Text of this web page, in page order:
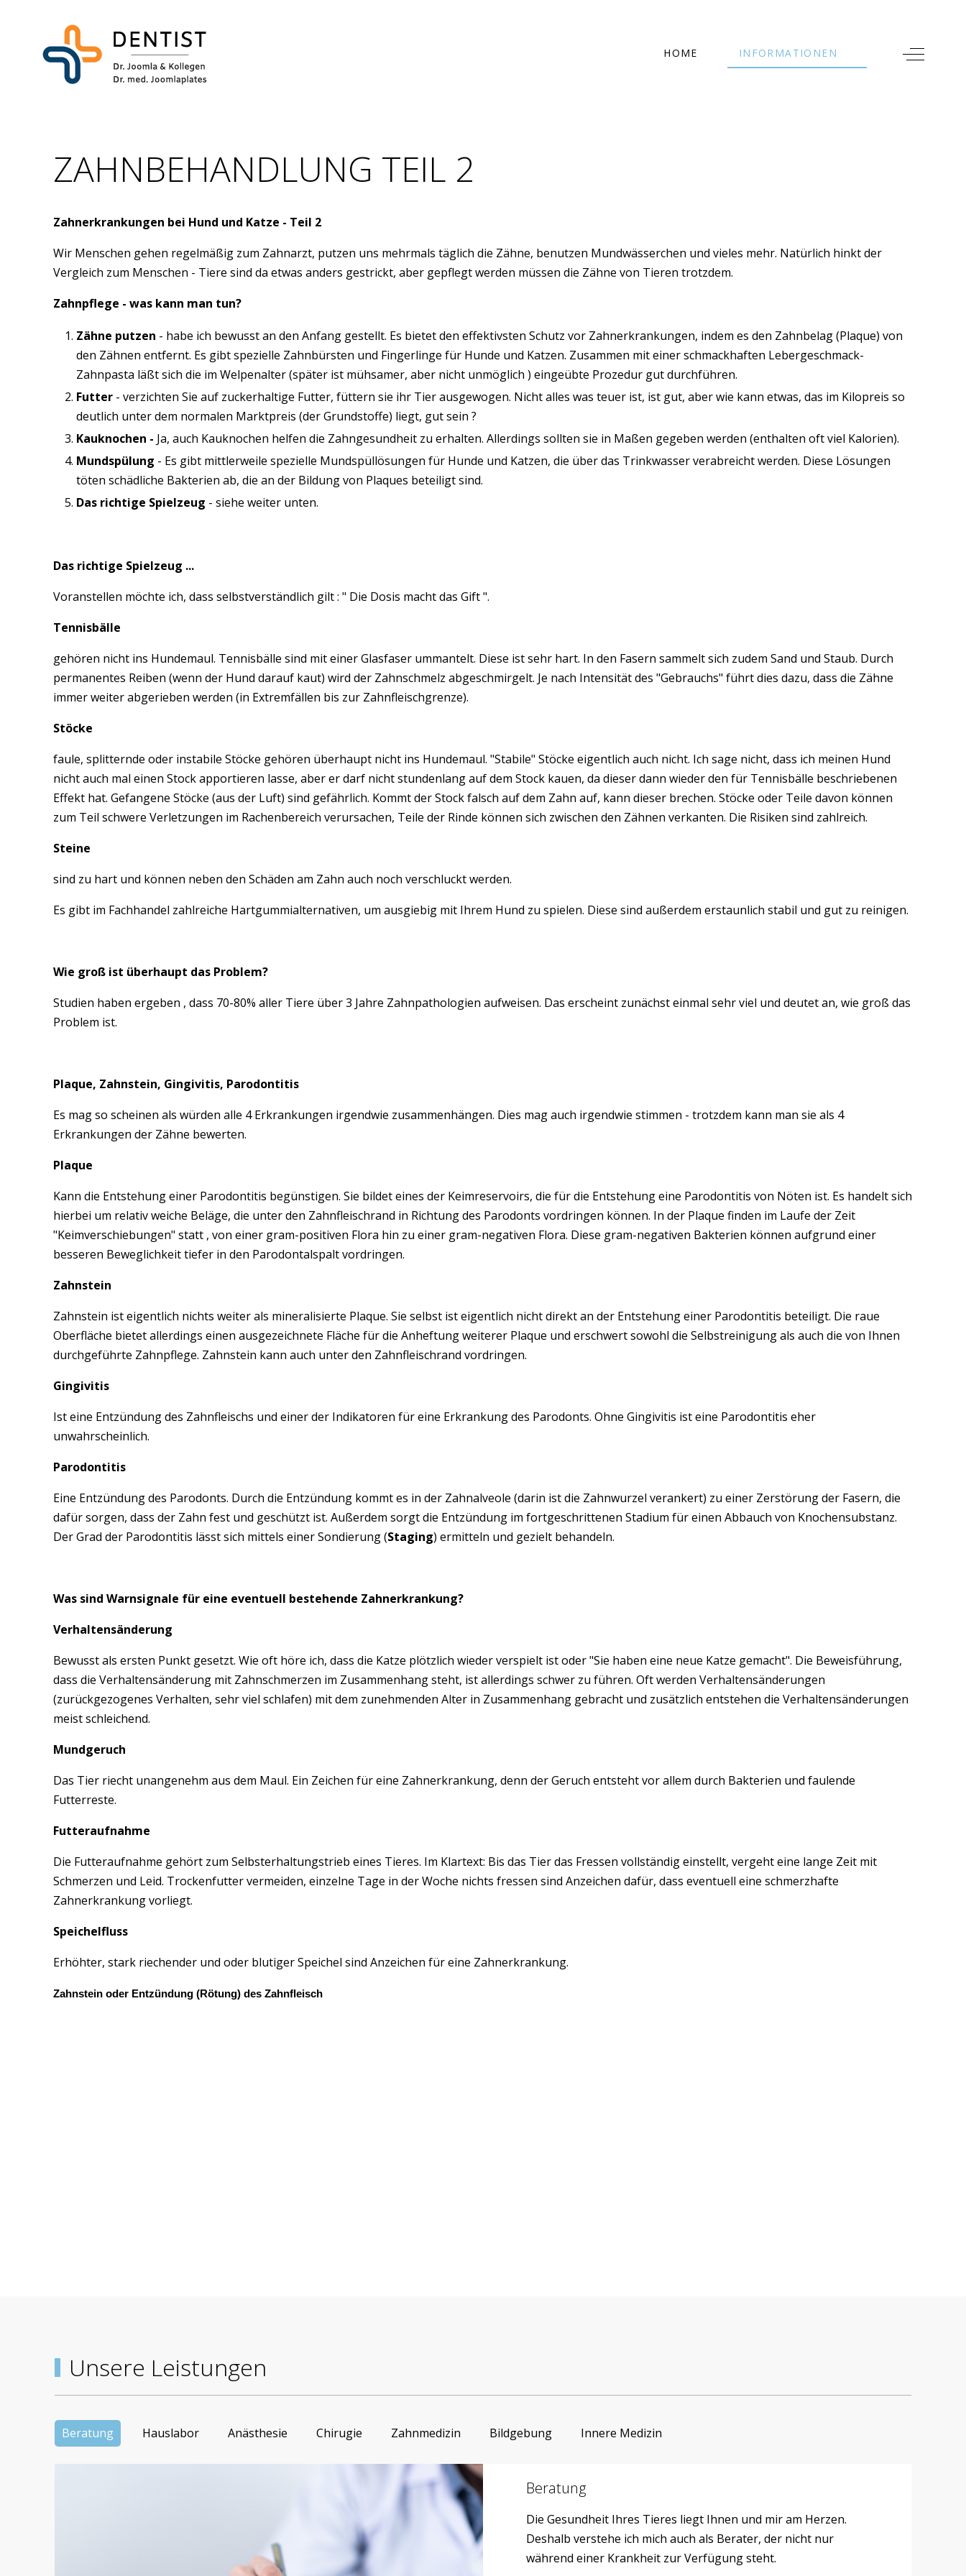
HOME INFORMATIONEN Off-
TIERARZT
ZAHNBEHANDLUNG TEIL 2
Zahnerkrankungen bei Hund und Katze - Teil 2
Wir Menschen gehen regelmäßig zum Zahnarzt, putzen uns mehrmals täglich die Zähne, benutzen Mundwässerchen und vieles mehr. Natürlich hinkt der
Vergleich zum Menschen - Tiere sind da etwas anders gestrickt, aber gepflegt werden müssen die Zähne von Tieren trotzdem.
Zahnpflege - was kann man tun?
Zähne putzen - habe ich bewusst an den Anfang gestellt. Es bietet den effektivsten Schutz vor Zahnerkrankungen, indem es den Zahnbelag (Plaque) von
den Zähnen entfernt. Es gibt spezielle Zahnbürsten und Fingerlinge für Hunde und Katzen. Zusammen mit einer schmackhaften Lebergeschmack-
Zahnpasta läßt sich die im Welpenalter (später ist mühsamer, aber nicht unmöglich ) eingeübte Prozedur gut durchführen.
Futter - verzichten Sie auf zuckerhaltige Futter, füttern sie ihr Tier ausgewogen. Nicht alles was teuer ist, ist gut, aber wie kann etwas, das im Kilopreis so
deutlich unter dem normalen Marktpreis (der Grundstoffe) liegt, gut sein ?
Kauknochen - Ja, auch Kauknochen helfen die Zahngesundheit zu erhalten. Allerdings sollten sie in Maßen gegeben werden (enthalten oft viel Kalorien).
Mundspülung - Es gibt mittlerweile spezielle Mundspüllösungen für Hunde und Katzen, die über das Trinkwasser verabreicht werden. Diese Lösungen
töten schädliche Bakterien ab, die an der Bildung von Plaques beteiligt sind.
Das richtige Spielzeug - siehe weiter unten.
Das richtige Spielzeug ...
Voranstellen möchte ich, dass selbstverständlich gilt : " Die Dosis macht das Gift ".
Tennisbälle
gehören nicht ins Hundemaul. Tennisbälle sind mit einer Glasfaser ummantelt. Diese ist sehr hart. In den Fasern sammelt sich zudem Sand und Staub. Durch
permanentes Reiben (wenn der Hund darauf kaut) wird der Zahnschmelz abgeschmirgelt. Je nach Intensität des "Gebrauchs" führt dies dazu, dass die Zähne
immer weiter abgerieben werden (in Extremfällen bis zur Zahnfleischgrenze).
Stöcke
faule, splitternde oder instabile Stöcke gehören überhaupt nicht ins Hundemaul. "Stabile" Stöcke eigentlich auch nicht. Ich sage nicht, dass ich meinen Hund
nicht auch mal einen Stock apportieren lasse, aber er darf nicht stundenlang auf dem Stock kauen, da dieser dann wieder den für Tennisbälle beschriebenen
Effekt hat. Gefangene Stöcke (aus der Luft) sind gefährlich. Kommt der Stock falsch auf dem Zahn auf, kann dieser brechen. Stöcke oder Teile davon können
zum Teil schwere Verletzungen im Rachenbereich verursachen, Teile der Rinde können sich zwischen den Zähnen verkanten. Die Risiken sind zahlreich.
Steine
sind zu hart und können neben den Schäden am Zahn auch noch verschluckt werden.
Es gibt im Fachhandel zahlreiche Hartgummialternativen, um ausgiebig mit Ihrem Hund zu spielen. Diese sind außerdem erstaunlich stabil und gut zu reinigen.
Wie groß ist überhaupt das Problem?
Studien haben ergeben , dass 70-80% aller Tiere über 3 Jahre Zahnpathologien aufweisen. Das erscheint zunächst einmal sehr viel und deutet an, wie groß das
Problem ist.
Plaque, Zahnstein, Gingivitis, Parodontitis
Es mag so scheinen als würden alle 4 Erkrankungen irgendwie zusammenhängen. Dies mag auch irgendwie stimmen - trotzdem kann man sie als 4
Erkrankungen der Zähne bewerten.
Plaque
Kann die Entstehung einer Parodontitis begünstigen. Sie bildet eines der Keimreservoirs, die für die Entstehung eine Parodontitis von Nöten ist. Es handelt sich
hierbei um relativ weiche Beläge, die unter den Zahnfleischrand in Richtung des Parodonts vordringen können. In der Plaque finden im Laufe der Zeit
"Keimverschiebungen" statt , von einer gram-positiven Flora hin zu einer gram-negativen Flora. Diese gram-negativen Bakterien können aufgrund einer
besseren Beweglichkeit tiefer in den Parodontalspalt vordringen.
Zahnstein
Zahnstein ist eigentlich nichts weiter als mineralisierte Plaque. Sie selbst ist eigentlich nicht direkt an der Entstehung einer Parodontitis beteiligt. Die raue
Oberfläche bietet allerdings einen ausgezeichnete Fläche für die Anheftung weiterer Plaque und erschwert sowohl die Selbstreinigung als auch die von Ihnen
durchgeführte Zahnpflege. Zahnstein kann auch unter den Zahnfleischrand vordringen.
Gingivitis
Ist eine Entzündung des Zahnfleischs und einer der Indikatoren für eine Erkrankung des Parodonts. Ohne Gingivitis ist eine Parodontitis eher
unwahrscheinlich.
Parodontitis
Eine Entzündung des Parodonts. Durch die Entzündung kommt es in der Zahnalveole (darin ist die Zahnwurzel verankert) zu einer Zerstörung der Fasern, die
dafür sorgen, dass der Zahn fest und geschützt ist. Außerdem sorgt die Entzündung im fortgeschrittenen Stadium für einen Abbauch von Knochensubstanz.
Der Grad der Parodontitis lässt sich mittels einer Sondierung (Staging) ermitteln und gezielt behandeln.
Was sind Warnsignale für eine eventuell bestehende Zahnerkrankung?
Verhaltensänderung
Bewusst als ersten Punkt gesetzt. Wie oft höre ich, dass die Katze plötzlich wieder verspielt ist oder "Sie haben eine neue Katze gemacht". Die Beweisführung,
dass die Verhaltensänderung mit Zahnschmerzen im Zusammenhang steht, ist allerdings schwer zu führen. Oft werden Verhaltensänderungen
(zurückgezogenes Verhalten, sehr viel schlafen) mit dem zunehmenden Alter in Zusammenhang gebracht und zusätzlich entstehen die Verhaltensänderungen
meist schleichend.
Mundgeruch
Das Tier riecht unangenehm aus dem Maul. Ein Zeichen für eine Zahnerkrankung, denn der Geruch entsteht vor allem durch Bakterien und faulende
Futterreste.
Futteraufnahme
Die Futteraufnahme gehört zum Selbsterhaltungstrieb eines Tieres. Im Klartext: Bis das Tier das Fressen vollständig einstellt, vergeht eine lange Zeit mit
Schmerzen und Leid. Trockenfutter vermeiden, einzelne Tage in der Woche nichts fressen sind Anzeichen dafür, dass eventuell eine schmerzhafte
Zahnerkrankung vorliegt.
Speichelfluss
Erhöhter, stark riechender und oder blutiger Speichel sind Anzeichen für eine Zahnerkrankung.
Zahnstein oder Entzündung (Rötung) des Zahnfleisch
Unsere Leistungen
Beratung Hauslabor Anästhesie Chirugie Zahnmedizin Bildgebung Innere Medizin
Beratung
Die Gesundheit Ihres Tieres liegt Ihnen und mir am Herzen.
Deshalb verstehe ich mich auch als Berater, der nicht nur
während einer Krankheit zur Verfügung steht.